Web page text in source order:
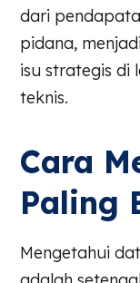
dari
pidana,
isu strategis di
teknis.
Cara
Paling
Mengetahui